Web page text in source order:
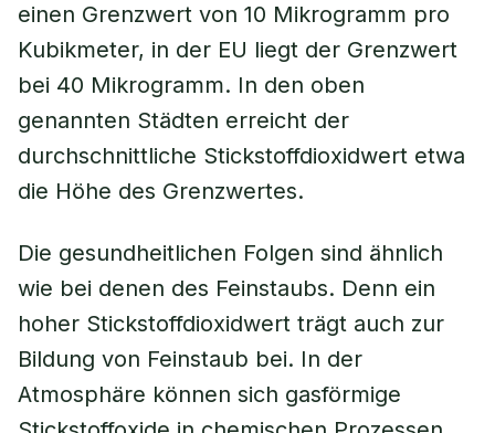
einen Grenzwert von 10 Mikrogramm pro
Kubikmeter, in der EU liegt der Grenzwert
bei 40 Mikrogramm. In den oben
genannten Städten erreicht der
durchschnittliche Stickstoffdioxidwert etwa
die Höhe des Grenzwertes.
Die gesundheitlichen Folgen sind ähnlich
wie bei denen des Feinstaubs. Denn ein
hoher Stickstoffdioxidwert trägt auch zur
Bildung von Feinstaub bei. In der
Atmosphäre können sich gasförmige